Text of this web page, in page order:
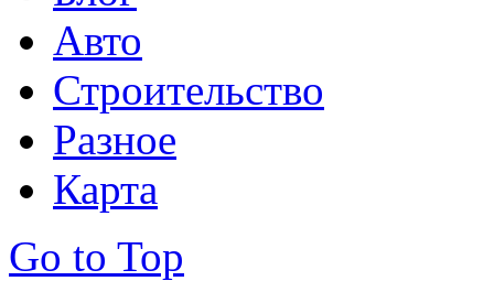
Авто
Строительство
Разное
Карта
Go to Top